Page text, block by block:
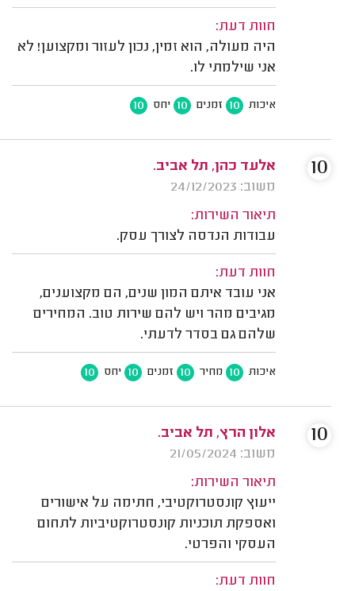
חוות דעת:
היה מעולה, הוא זמין, נכון לעזור ומקצוען! לא
אני שילמתי לו.
איכות 10 זמנים 10 יחס 10
אלעד כהן, תל אביב.
משוב: 24/12/2023
תיאור השירות:
עבודות הנדסה לצורך עסק.
חוות דעת:
אני עובד איתם המון שנים, הם מקצוענים,
מגיבים מהר ויש להם שירות טוב. המחירים
שלהם גם בסדר לדעתי.
איכות 10 מחיר 10 זמנים 10 יחס 10
10
אלון הרץ, תל אביב.
משוב: 21/05/2024
תיאור השירות:
ייעוץ קונסטרוקטיבי, חתימה על אישורים
ואספקת תוכניות קונסטרוקטיביות לתחום
העסקי והפרטי.
חוות דעת:
10